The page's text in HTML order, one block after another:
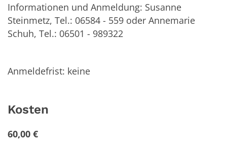
Informationen und Anmeldung: Susanne
Steinmetz, Tel.: 06584 - 559 oder Annemarie
Schuh, Tel.: 06501 - 989322
Anmeldefrist: keine
Kosten
60,00 €